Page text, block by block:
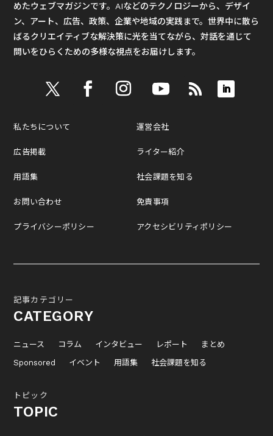
めたウェブマガジンです。AIなどのテクノロジーから、デザイ
ン、アート、広告、政策、企業や地域の実践まで。世界中に散ら
ばるクリエイティブな解決策に光を当てながら、対話を通じて
問いをひらくための多様な視点をお届けします。
私たちについて
広告掲載
用語集
お問い合わせ
プライバシーポリシー
運営会社
ライター紹介
社会課題を知る
免責事項
アクセシビリティポリシー
記事カテゴリー
CATEGORY
ニュース コラム インタビュー レポート
まとめ
Sponsored
イベント 用語集 社会課題を知る
トピック
TOPIC